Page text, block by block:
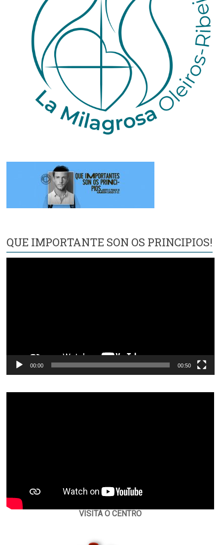
QUE IMPORTANTE SON OS PRINCIPIOS!
00:00 00:50
VISITA O CENTRO